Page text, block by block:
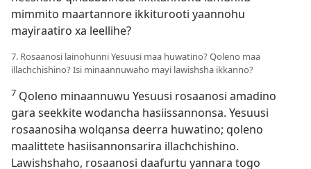
mimmito maartannore ikkiturooti yaannohu
mayiraatiro xa leellihe?
7. Rosaanosi lainohunni Yesuusi maa huwatino? Qoleno maa
illachchishino? Isi minaannuwaho mayi lawishsha ikkanno?
7 Qoleno minaannuwu Yesuusi rosaanosi amadino
gara seekkite wodancha hasiissannonsa. Yesuusi
rosaanosiha wolqansa deerra huwatino; qoleno
maalittete hasiisannonsarira illachchishino.
Lawishshaho, rosaanosi daafurtu yannara togo